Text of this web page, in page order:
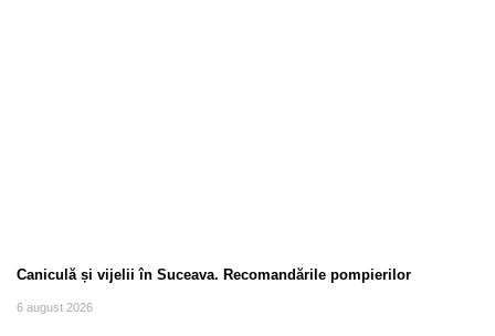
Caniculă și vijelii în Suceava. Recomandările pompierilor
6 august 2026